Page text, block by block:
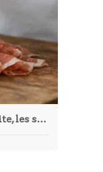
Conservation sans nitrite, les secrets des charcuteries modernes